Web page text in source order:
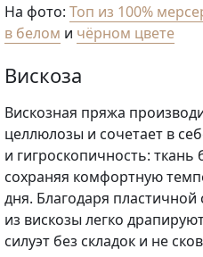
На фото: Топ из 100%
в белом и чёрном цвете
Вискоза
Вискозная пряжа
целлюлозы и сочетает в
и гигроскопичность: ткань
сохраняя комфортную
дня. Благодаря пластичной
из вискозы легко
силуэт без складок и не